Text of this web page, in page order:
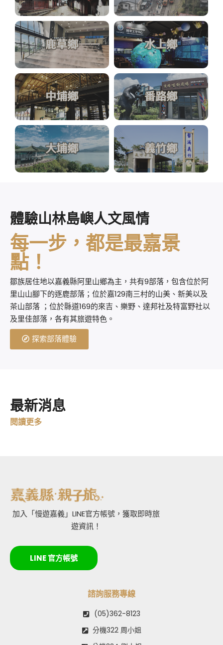
體驗山林島嶼人文風情
每一步，都是最嘉景
點！
鄒族居住地以嘉義縣阿里山鄉為主，共有9部落，包含位於阿
里山山腳下的逐鹿部落；位於嘉129南三村的山美、新美以及
茶山部落 ；位於縣道169的來吉、樂野、達邦社及特富野社以
及里佳部落，各有其旅遊特色。
探索部落體驗
最新消息
閱讀更多
加入「慢遊嘉義」LINE官方帳號，獲取即時旅
遊資訊！
LINE 官方帳號
諮詢服務專線
(05)362-8123
分機322 周小姐